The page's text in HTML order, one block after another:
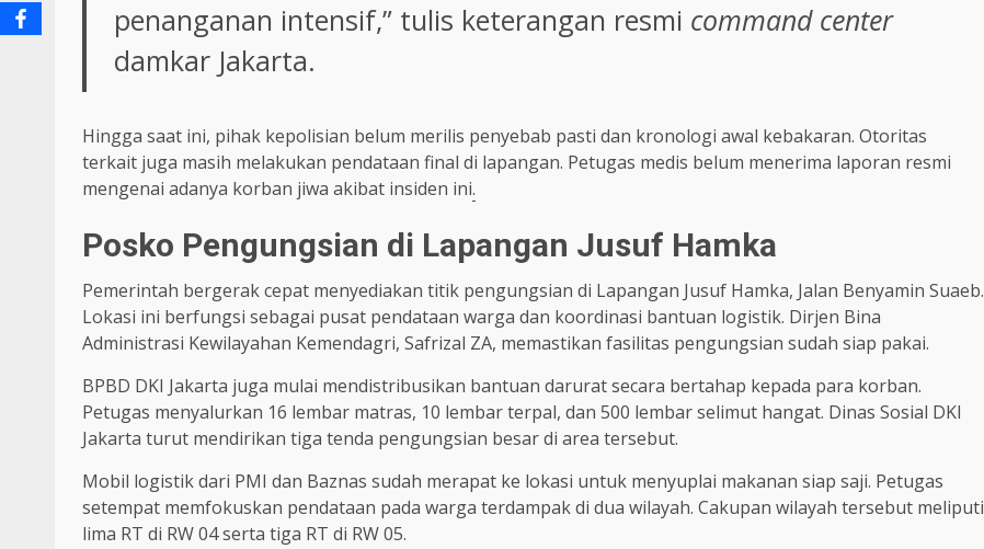
penanganan intensif,” tulis keterangan resmi command center
damkar Jakarta.
Hingga saat ini, pihak kepolisian belum merilis penyebab pasti dan kronologi awal kebakaran. Otoritas
terkait juga masih melakukan pendataan final di lapangan. Petugas medis belum menerima laporan resmi
mengenai adanya korban jiwa akibat insiden ini.
Posko Pengungsian di Lapangan Jusuf Hamka
Pemerintah bergerak cepat menyediakan titik pengungsian di Lapangan Jusuf Hamka, Jalan Benyamin Suaeb.
Lokasi ini berfungsi sebagai pusat pendataan warga dan koordinasi bantuan logistik. Dirjen Bina
Administrasi Kewilayahan Kemendagri, Safrizal ZA, memastikan fasilitas pengungsian sudah siap pakai.
BPBD DKI Jakarta juga mulai mendistribusikan bantuan darurat secara bertahap kepada para korban.
Petugas menyalurkan 16 lembar matras, 10 lembar terpal, dan 500 lembar selimut hangat. Dinas Sosial DKI
Jakarta turut mendirikan tiga tenda pengungsian besar di area tersebut.
Mobil logistik dari PMI dan Baznas sudah merapat ke lokasi untuk menyuplai makanan siap saji. Petugas
setempat memfokuskan pendataan pada warga terdampak di dua wilayah. Cakupan wilayah tersebut meliputi
lima RT di RW 04 serta tiga RT di RW 05.